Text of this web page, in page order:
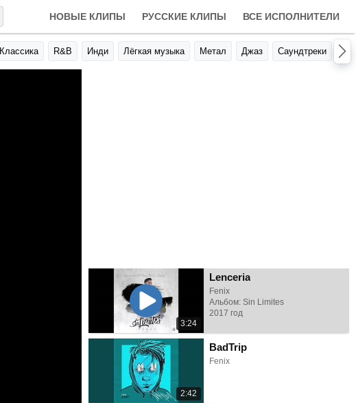
НОВЫЕ КЛИПЫ РУССКИЕ КЛИПЫ ВСЕ ИСПОЛНИТЕЛИ
Классика R&B Инди Лёгкая музыка Метал Джаз Саундтреки
3:24
Lenceria
Fenix
Альбом: Sin Limites
2017 год
2:42
BadTrip
Fenix